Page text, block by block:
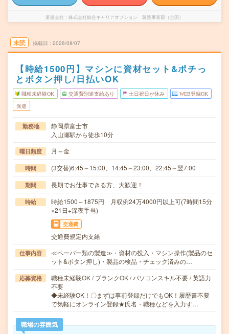
派遣会社 株式会社綜合キャリアオプション 製造事業部（全国）
未読 掲載日 2026/08/07
【時給1500円】マシンに資材セット&ポチっ
とボタン押し/日払いOK
職種未経験OK 交通費別途支給あり 土日祝日が休み WEB登録OK
派遣
勤務地
静岡県富士市
入山瀬駅から徒歩10分
曜日頻度 月～金
時間 (3交替)6:45～15:00、14:45～23:00、22:45～翌7:00
期間 長期でお仕事できる方、大歓迎！
時給
時給1500～1875円 月収例24万4000円以上可(7時間15分
×21日+深夜手当)
交通費
交通費規定内支給
仕事内容
≪ペーパー類の製造≫・資材の投入・マシン操作(製品のセ
ット&ボタン押し)・製品の検品・チェック済みの…
応募資格
職種未経験OK / ブランクOK / パソコンスキル不要 / 英語力
不要
◆未経験OK！〇まずは事前登録だけでもOK！履歴書不要
で気軽にオンライン登録★氏名・職種などを入力す…
職場の雰囲気